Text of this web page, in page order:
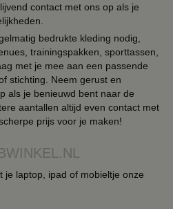
contact met ons op als je
bedrukte kleding nodig,
trainingspakken, sporttassen,
met je mee aan een passende
stichting. Neem gerust en
als je benieuwd bent naar de
aantallen altijd even contact met
prijs voor je maken!
je laptop, ipad of mobieltje onze